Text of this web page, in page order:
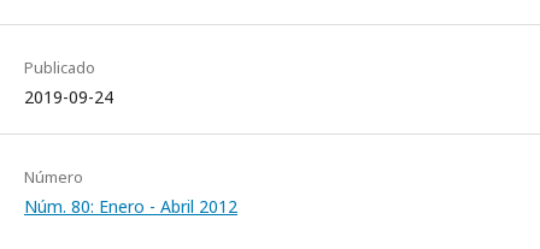
Publicado
2019-09-24
Número
Núm. 80: Enero - Abril 2012